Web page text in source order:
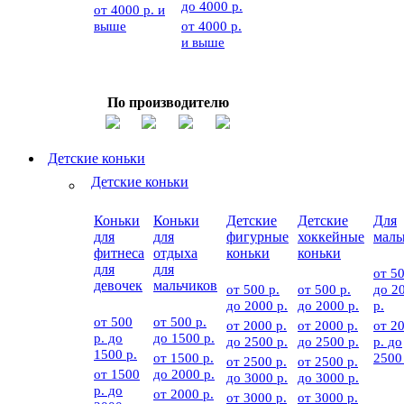
от 4000 р. и
выше
до 4000 р.
от 4000 р.
и выше
По производителю
Детские коньки
Детские коньки
Коньки
для
фитнеса
для
девочек
от 500
р. до
1500 р.
от 1500
р. до
Коньки
для
отдыха
для
мальчиков
от 500 р.
до 1500 р.
от 1500 р.
до 2000 р.
от 2000 р.
Детские
фигурные
коньки
от 500 р.
до 2000 р.
от 2000 р.
до 2500 р.
от 2500 р.
до 3000 р.
от 3000 р.
Детские
хоккейные
коньки
от 500 р.
до 2000 р.
от 2000 р.
до 2500 р.
от 2500 р.
до 3000 р.
от 3000 р.
Для
от
до
р.
от
р. до